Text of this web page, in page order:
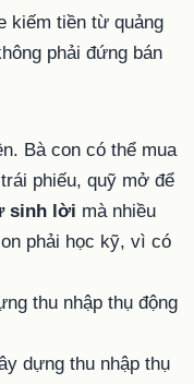
kiếm tiền từ quảng
phải đứng bán
Bà con có thể mua
phiếu, quỹ mở để
sinh lời mà nhiều
phải học kỹ, vì có
dựng thu nhập thụ